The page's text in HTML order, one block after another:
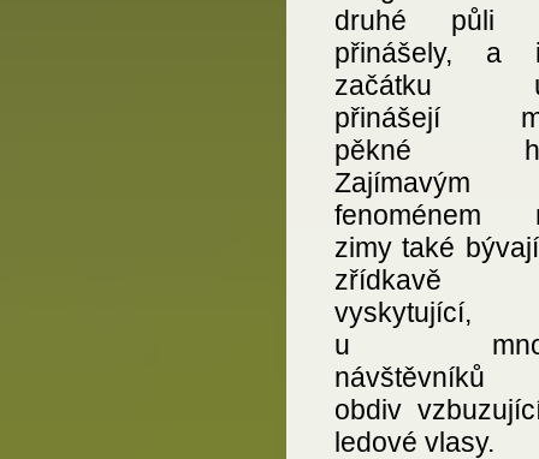
druhé půli
přinášely,
začátku
přinášejí
pěkné
Zajímavým
fenoménem
zimy také
u
návštěvníků
obdiv
ledové vlasy.